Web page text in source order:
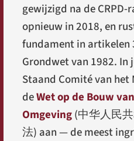
gewijzigd na de
opnieuw in 2018, en
fundament in artikelen
Grondwet van 1982. In
Staand Comité van
deWet op de Bouw
Omgeving(中华人民
法) aan — de meest